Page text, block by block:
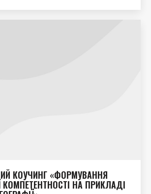
КОУЧИНГ «ФОРМУВАННЯ
КОМПЕТЕНТНОСТІ НА ПРИКЛАДІ